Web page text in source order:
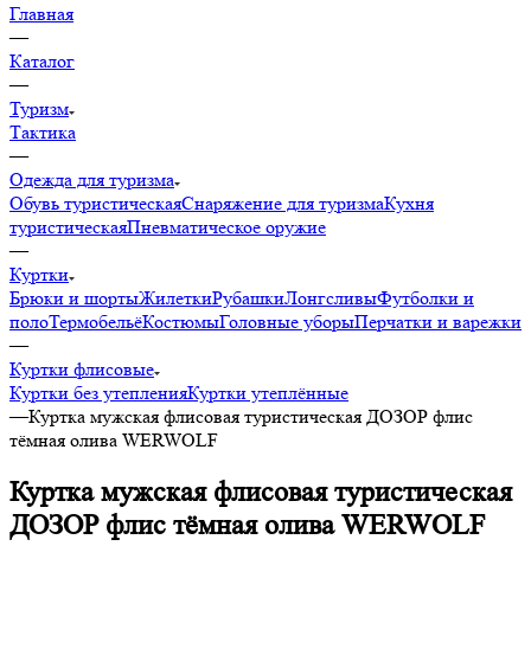
Главная
—
Каталог
—
Туризм
Тактика
—
Одежда для туризма
Обувь туристическаяСнаряжение для туризмаКухня
туристическаяПневматическое оружие
—
Куртки
Брюки и шортыЖилеткиРубашкиЛонгсливыФутболки и
полоТермобельёКостюмыГоловные уборыПерчатки и варежки
—
Куртки флисовые
Куртки без утепленияКуртки утеплённые
—Куртка мужская флисовая туристическая ДОЗОР флис
тёмная олива WERWOLF
Куртка мужская флисовая туристическая
ДОЗОР флис тёмная олива WERWOLF